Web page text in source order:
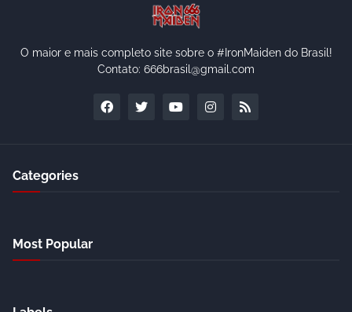
O maior e mais completo site sobre o #IronMaiden do Brasil!
Contato: 666brasil@gmail.com
Categories
Most Popular